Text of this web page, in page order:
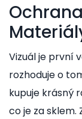
Vizuál je první
rozhoduje o
kupuje krásný
co je za sklem.